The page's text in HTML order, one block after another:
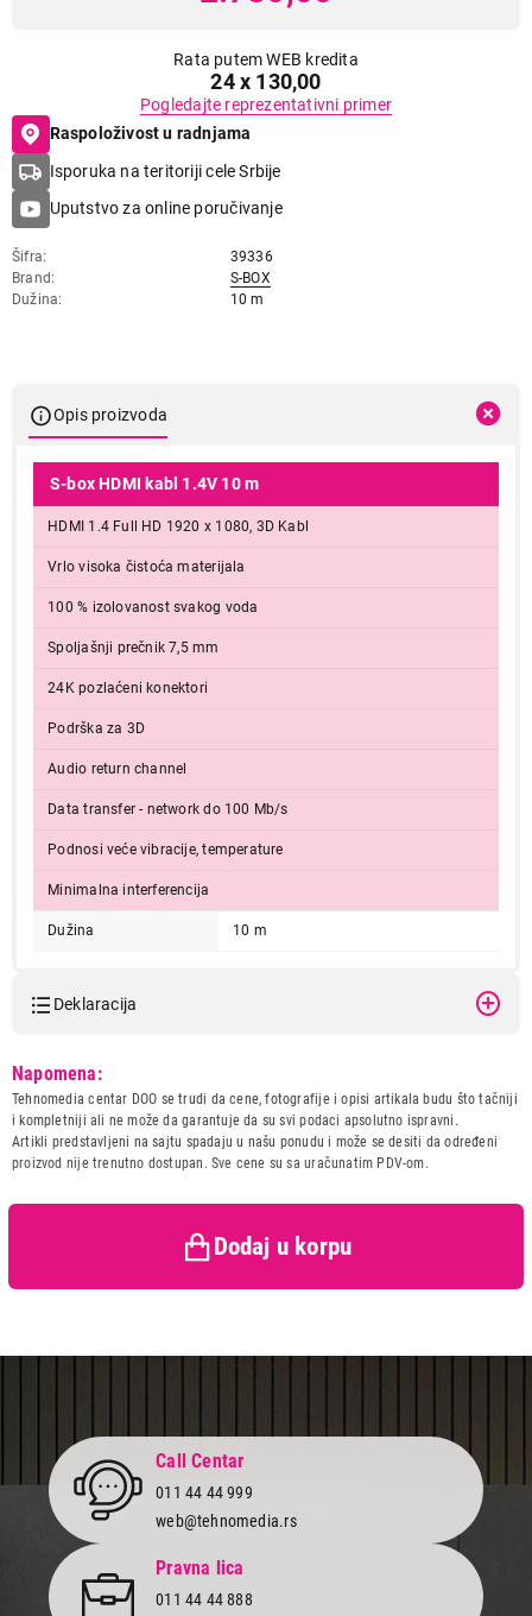
Rata putem WEB kredita
24 x 130,00
Pogledajte reprezentativni primer
Raspoloživost u radnjama
Isporuka na teritoriji cele Srbije
Uputstvo za online poručivanje
Šifra
39336
Brand
S-BOX
Dužina
10 m
Opis proizvoda
S-box HDMI kabl 1.4V 10 m
HDMI 1.4 Full HD 1920 x 1080, 3D Kabl
Vrlo visoka čistoća materijala
100 % izolovanost svakog voda
Spoljašnji prečnik 7,5 mm
24K pozlaćeni konektori
Podrška za 3D
Audio return channel
Data transfer - network do 100 Mb/s
Podnosi veće vibracije, temperature
Minimalna interferencija
Dužina 10 m
Deklaracija
Naziv i vrsta robe:
KABL IT/AV
Uvoznik:
\N
Zemlja porekla:
Kina
kupaca po osnovu zakona o
Napomena:
Tehnomedia centar DOO se trudi da cene, fotografije i opisi artikala budu što tačniji
i kompletniji ali ne može da garantuje da su svi podaci apsolutno ispravni.
Artikli predstavljeni na sajtu spadaju u našu ponudu i može se desiti da određeni
proizvod nije trenutno dostupan. Sve cene su sa uračunatim PDV-om.
Dodaj u korpu
2.780,00
Nastavi kupovinu
Završi kupovinu
Call Centar
011 44 44 999
web@tehnomedia.rs
Pravna lica
011 44 44 888